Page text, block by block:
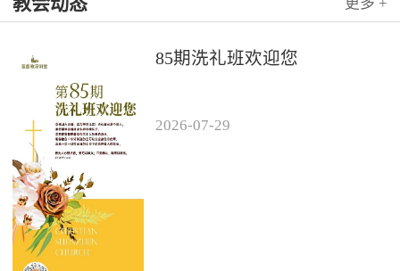
更多 +
85期洗礼班欢迎您
2026-07-29